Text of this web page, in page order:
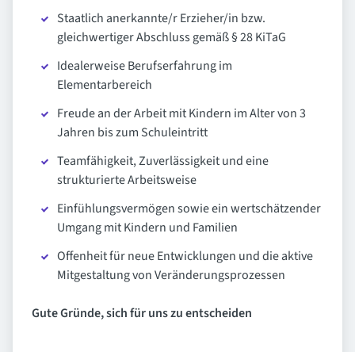
Staatlich anerkannte/r Erzieher/in bzw.
gleichwertiger Abschluss gemäß § 28 KiTaG
Idealerweise Berufserfahrung im
Elementarbereich
Freude an der Arbeit mit Kindern im Alter von 3
Jahren bis zum Schuleintritt
Teamfähigkeit, Zuverlässigkeit und eine
strukturierte Arbeitsweise
Einfühlungsvermögen sowie ein wertschätzender
Umgang mit Kindern und Familien
Offenheit für neue Entwicklungen und die aktive
Mitgestaltung von Veränderungsprozessen
Gute Gründe, sich für uns zu entscheiden